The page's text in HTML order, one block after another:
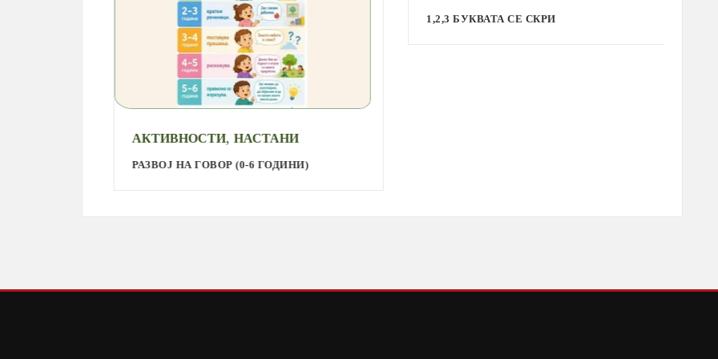
АКТИВНОСТИ,НАСТАНИ
РАЗВОЈ НА ГОВОР (0-6 ГОДИНИ)
1,2,3 БУКВАТА СЕ СКРИ